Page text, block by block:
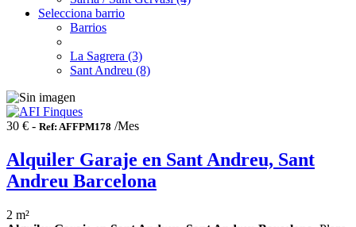
Selecciona barrio
Barrios
La Sagrera (3)
Sant Andreu (8)
30 € - Ref: AFFPM178 /Mes
Alquiler Garaje en Sant Andreu, Sant
Andreu Barcelona
2 m²